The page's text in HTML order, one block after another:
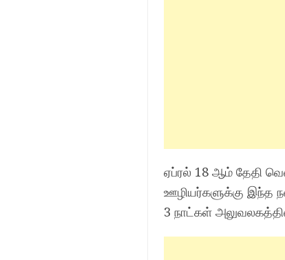
ஏப்ரல் 18 ஆம் தேதி
ஊழியர்களுக்கு இந்த
3 நாட்கள்